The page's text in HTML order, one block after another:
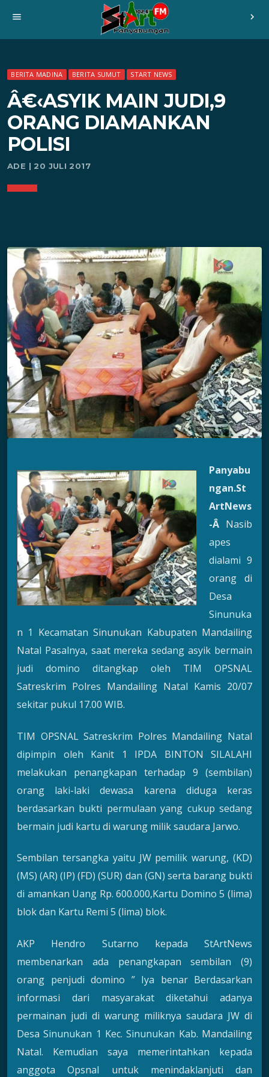
menu chevron_right
BERITA MADINA BERITA SUMUT START NEWS
Â€‹ASYIK MAIN JUDI,9
ORANG DIAMANKAN
POLISI
ADE | 20 JULI 2017
Panyabu
ngan.St
ArtNews
-Â Nasib
apes
dialami 9
orang di
Desa
Sinunuka
n 1 Kecamatan Sinunukan Kabupaten Mandailing
Natal Pasalnya, saat mereka sedang asyik bermain
judi domino ditangkap oleh TIM OPSNAL
Satreskrim Polres Mandailing Natal Kamis 20/07
sekitar pukul 17.00 WIB.
TIM OPSNAL Satreskrim Polres Mandailing Natal
dipimpin oleh Kanit 1 IPDA BINTON SILALAHI
melakukan penangkapan terhadap 9 (sembilan)
orang laki-laki dewasa karena diduga keras
berdasarkan bukti permulaan yang cukup sedang
bermain judi kartu di warung milik saudara Jarwo.
Sembilan tersangka yaitu JW pemilik warung, (KD)
(MS) (AR) (IP) (FD) (SUR) dan (GN) serta barang bukti
di amankan Uang Rp. 600.000,Kartu Domino 5 (lima)
blok dan Kartu Remi 5 (lima) blok.
AKP Hendro Sutarno kepada StArtNews
membenarkan ada penangkapan sembilan (9)
orang penjudi domino ” Iya benar Berdasarkan
informasi dari masyarakat diketahui adanya
permainan judi di warung miliknya saudara JW di
Desa Sinunukan 1 Kec. Sinunukan Kab. Mandailing
Natal. Kemudian saya memerintahkan kepada
anggota Opsnal untuk menindaklanjuti dan